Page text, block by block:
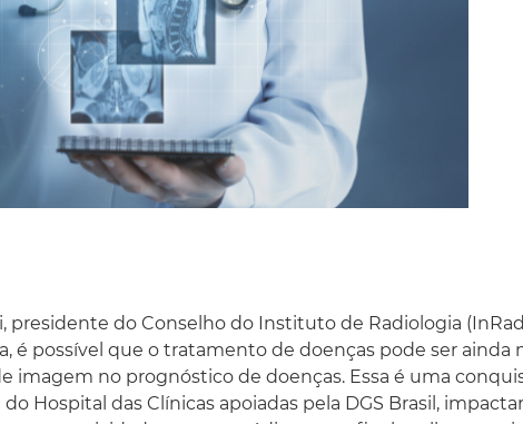
presidente do Conselho do Instituto de Radiologia
é possível que o tratamento de doenças pode ser
imagem no prognóstico de doenças. Essa é uma
Hospital das Clínicas apoiadas pela DGS Brasil,